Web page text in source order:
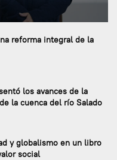
reforma integral de la
los avances de la
la cuenca del río Salado
y globalismo en un libro
social